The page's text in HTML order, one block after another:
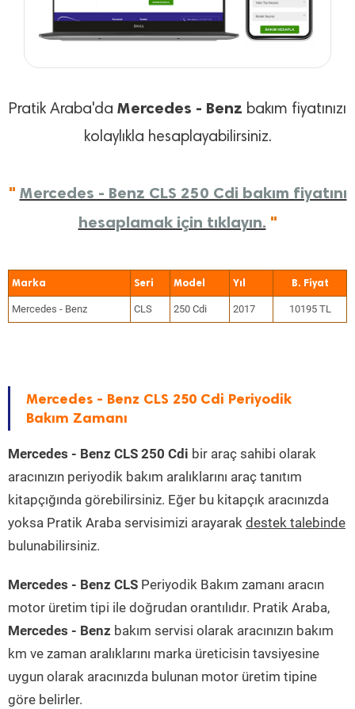
Pratik Araba'da Mercedes - Benz bakım fiyatınızı
kolaylıkla hesaplayabilirsiniz.
" Mercedes - Benz CLS 250 Cdi bakım fiyatını
hesaplamak için tıklayın. "
Marka Seri Model Yıl
Mercedes - Benz CLS 250 Cdi 2017 10195 TL
Mercedes - Benz CLS 250 Cdi Periyodik
Bakım Zamanı
Mercedes - Benz CLS 250 Cdi bir araç sahibi olarak
aracınızın periyodik bakım aralıklarını araç tanıtım
kitapçığında görebilirsiniz. Eğer bu kitapçık aracınızda
yoksa Pratik Araba servisimizi arayarak destek talebinde
bulunabilirsiniz.
Mercedes - Benz CLS Periyodik Bakım zamanı aracın
motor üretim tipi ile doğrudan orantılıdır. Pratik Araba,
Mercedes - Benz bakım servisi olarak aracınızın bakım
km ve zaman aralıklarını marka üreticisin tavsiyesine
uygun olarak aracınızda bulunan motor üretim tipine
göre belirler.